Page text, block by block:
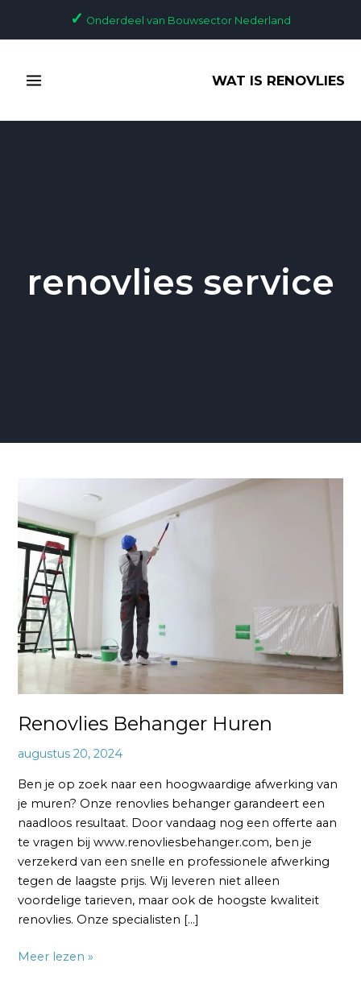
✓ Onderdeel van Bouwsector Nederland
MENU
WAT IS RENOVLIES
renovlies service
Renovlies Behanger Huren
augustus 20, 2024
Ben je op zoek naar een hoogwaardige afwerking van
je muren? Onze renovlies behanger garandeert een
naadloos resultaat. Door vandaag nog een offerte aan
te vragen bij www.renovliesbehanger.com, ben je
verzekerd van een snelle en professionele afwerking
tegen de laagste prijs. Wij leveren niet alleen
voordelige tarieven, maar ook de hoogste kwaliteit
renovlies. Onze specialisten […]
Behanger
Huren
Meer lezen »